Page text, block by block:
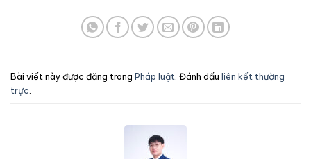
Bài viết này được đăng trong Pháp luật . Đánh dấu liên kết thường
trực